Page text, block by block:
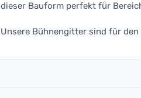
dieser Bauform perfekt für
Unsere Bühnengitter sind für den